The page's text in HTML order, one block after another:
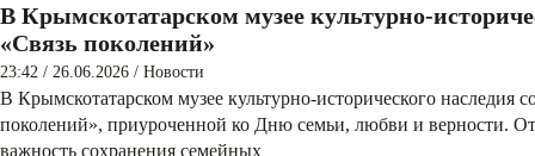
В Крымскотатарском музее культурно-
«Связь поколений»
23:42 / 26.06.2026 / Новости
В Крымскотатарском музее культурно-­исторического наследия
поколений», приуроченной ко Дню семьи, любви и верности.
важность сохранения семейных